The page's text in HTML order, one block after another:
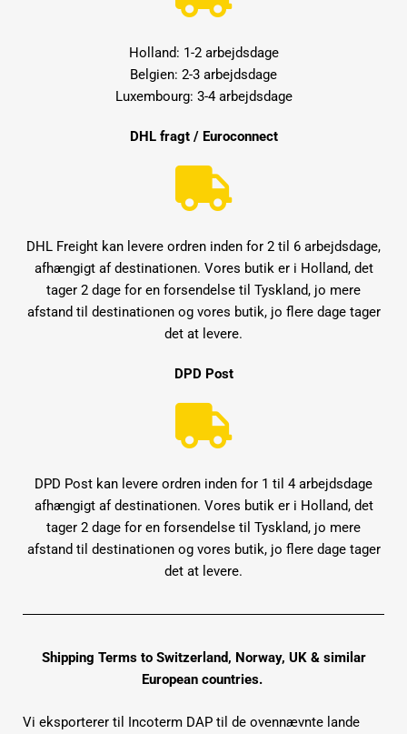
Holland: 1-2 arbejdsdage
Belgien: 2-3 arbejdsdage
Luxembourg: 3-4 arbejdsdage
DHL fragt / Euroconnect
DHL Freight kan levere ordren inden for 2 til 6 arbejdsdage,
afhængigt af destinationen. Vores butik er i Holland, det
tager 2 dage for en forsendelse til Tyskland, jo mere
afstand til destinationen og vores butik, jo flere dage tager
det at levere.
DPD Post
DPD Post kan levere ordren inden for 1 til 4 arbejdsdage
afhængigt af destinationen. Vores butik er i Holland, det
tager 2 dage for en forsendelse til Tyskland, jo mere
afstand til destinationen og vores butik, jo flere dage tager
det at levere.
Shipping Terms to Switzerland, Norway, UK & similar
European countries.
Vi eksporterer til Incoterm DAP til de ovennævnte lande